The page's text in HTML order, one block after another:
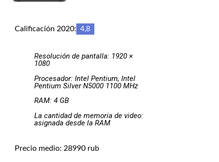
Calificación 2020: 4,8
Resolución de pantalla: 1920 ×
1080
Procesador: Intel Pentium, Intel
Pentium Silver N5000 1100 MHz
RAM: 4 GB
La cantidad de memoria de video:
asignada desde la RAM
Precio medio: 28990 rub